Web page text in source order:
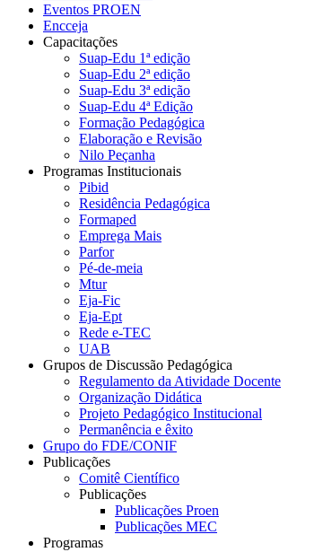
Eventos PROEN
Encceja
Capacitações
Suap-Edu 1ª edição
Suap-Edu 2ª edição
Suap-Edu 3ª edição
Suap-Edu 4ª Edição
Formação Pedagógica
Elaboração e Revisão
Nilo Peçanha
Programas Institucionais
Pibid
Residência Pedagógica
Formaped
Emprega Mais
Parfor
Pé-de-meia
Mtur
Eja-Fic
Eja-Ept
Rede e-TEC
UAB
Grupos de Discussão Pedagógica
Regulamento da Atividade Docente
Organização Didática
Projeto Pedagógico Institucional
Permanência e êxito
Grupo do FDE/CONIF
Publicações
Comitê Científico
Publicações
Publicações Proen
Publicações MEC
Programas